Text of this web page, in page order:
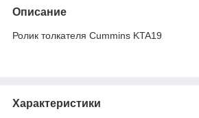
Описание
Ролик толкателя Cummins KTA19
Характеристики